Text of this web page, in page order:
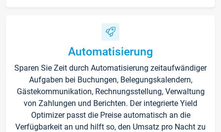
Automatisierung
Sparen Sie Zeit durch Automatisierung zeitaufwändiger
Aufgaben bei Buchungen, Belegungskalendern,
Gästekommunikation, Rechnungsstellung, Verwaltung
von Zahlungen und Berichten. Der integrierte Yield
Optimizer passt die Preise automatisch an die
Verfügbarkeit an und hilft so, den Umsatz pro Nacht zu